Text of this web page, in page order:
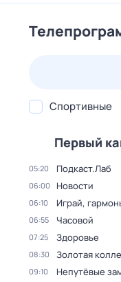
Спортивные
Первый
05:20 Подкаст.Лаб
06:00 Новости
06:10 Играй,
06:55 Часовой
07:25 Здоровье
08:30 Золотая
09:10 Непутёвые